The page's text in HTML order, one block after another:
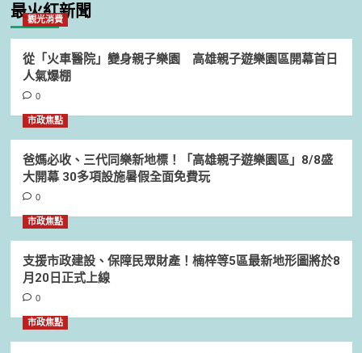
最火紅新聞
觀光消費
從「火車醫院」變身親子樂園 高雄親子遊樂園區開幕首日
人氣爆棚
0
市政焦點
爸媽必收、三代同樂新地標！「高雄親子遊樂園區」8/8盛
大開幕 30多項設施暑假全面免費玩
0
市政焦點
支援市政建設、保障民眾財產！楠梓等5區最新地形圖將於8
月20日正式上線
0
市政焦點